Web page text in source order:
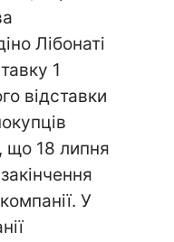
Лібонаті
1
відставки
що 18 липня
У